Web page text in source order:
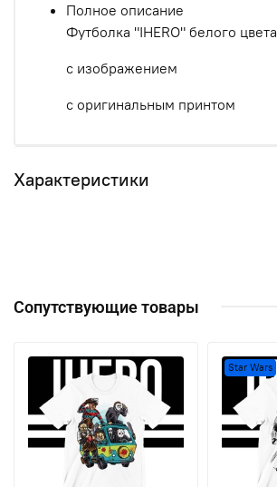
Полное описание
Футболка "IHERO" белого цвета
с изображением
с оригинальным принтом
Характеристики
Сопутствующие товары
Star Wars